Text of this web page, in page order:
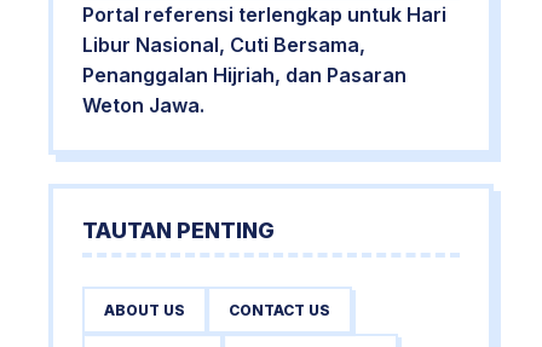
Portal referensi terlengkap untuk Hari
Libur Nasional, Cuti Bersama,
Penanggalan Hijriah, dan Pasaran
Weton Jawa.
TAUTAN PENTING
ABOUT US CONTACT US